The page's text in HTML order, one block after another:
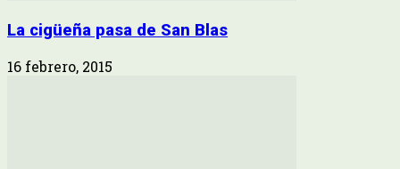
La cigüeña pasa de San Blas
16 febrero, 2015